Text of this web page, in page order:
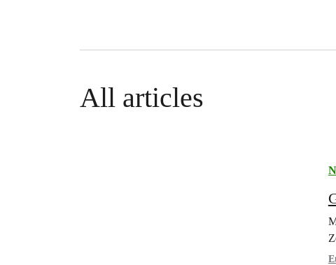
All articles